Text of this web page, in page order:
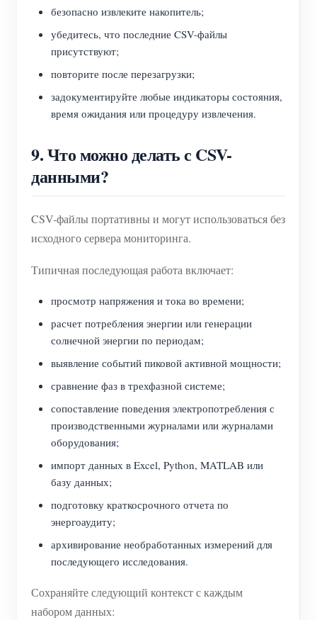
безопасно извлеките накопитель;
убедитесь, что последние CSV-файлы
присутствуют;
повторите после перезагрузки;
задокументируйте любые индикаторы состояния,
время ожидания или процедуру извлечения.
9. Что можно делать с CSV-
данными?
CSV-файлы портативны и могут использоваться без
исходного сервера мониторинга.
Типичная последующая работа включает:
просмотр напряжения и тока во времени;
расчет потребления энергии или генерации
солнечной энергии по периодам;
выявление событий пиковой активной мощности;
сравнение фаз в трехфазной системе;
сопоставление поведения электропотребления с
производственными журналами или журналами
оборудования;
импорт данных в Excel, Python, MATLAB или
базу данных;
подготовку краткосрочного отчета по
энергоаудиту;
архивирование необработанных измерений для
последующего исследования.
Сохраняйте следующий контекст с каждым
набором данных: